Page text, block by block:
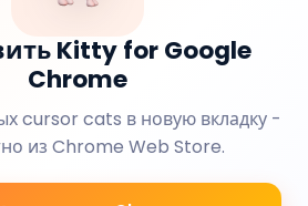
Kitty for Google
Chrome
cursor cats в новую вкладку -
из Chrome Web Store.